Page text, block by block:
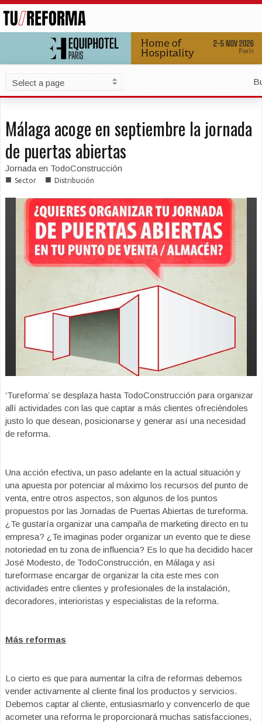
Málaga acoge en septiembre la jornada
de puertas abiertas
Jornada en TodoConstrucción
■ Sector ■ Distribución
‘Tureforma’ se desplaza hasta TodoConstrucción para organizar
allí actividades con las que captar a más clientes ofreciéndoles
justo lo que desean, posicionarse y generar así una necesidad
de reforma.
Una acción efectiva, un paso adelante en la actual situación y
una apuesta por potenciar al máximo los recursos del punto de
venta, entre otros aspectos, son algunos de los puntos
propuestos por las Jornadas de Puertas Abiertas de tureforma.
¿Te gustaría organizar una campaña de marketing directo en tu
empresa? ¿Te imaginas poder organizar un evento que te diese
notoriedad en tu zona de influencia? Es lo que ha decidido hacer
José Modesto, de TodoConstrucción, en Málaga y así
tureformase encargar de organizar la cita este mes con
actividades entre clientes y profesionales de la instalación,
decoradores, interioristas y especialistas de la reforma.
Más reformas
Lo cierto es que para aumentar la cifra de reformas debemos
vender activamente al cliente final los productos y servicios.
Debemos captar al cliente, entusiasmarlo y convencerlo de que
acometer una reforma le proporcionará muchas satisfacciones,